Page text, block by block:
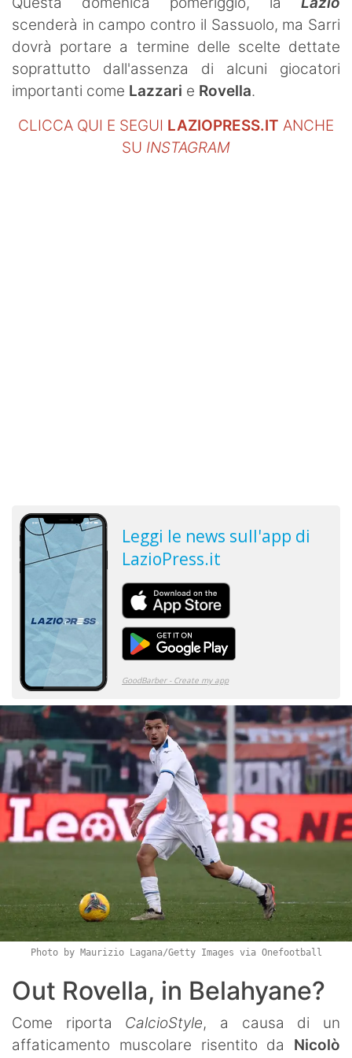
scenderà in campo contro il Sassuolo, ma Sarri
dovrà portare a termine delle scelte dettate
soprattutto dall'assenza di alcuni giocatori
importanti come Lazzari e Rovella.
CLICCA QUI E SEGUI LAZIOPRESS.IT ANCHE
SU INSTAGRAM
Photo by Maurizio Lagana/Getty Images via Onefootball
Out Rovella, in Belahyane?
Come riporta CalcioStyle, a causa di un
affaticamento muscolare risentito da Nicolò